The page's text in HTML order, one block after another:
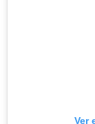
Ver